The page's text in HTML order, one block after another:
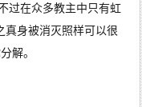
过在众多教主中只有虹
真身被消灭照样可以很
解。